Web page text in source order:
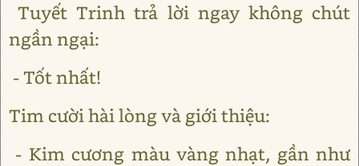
Tuyết Trinh trả lời ngay không chút
ngần ngại:
- Tốt nhất!
Tim cười hài lòng và giới thiệu:
- Kim cương màu vàng nhạt, gần như